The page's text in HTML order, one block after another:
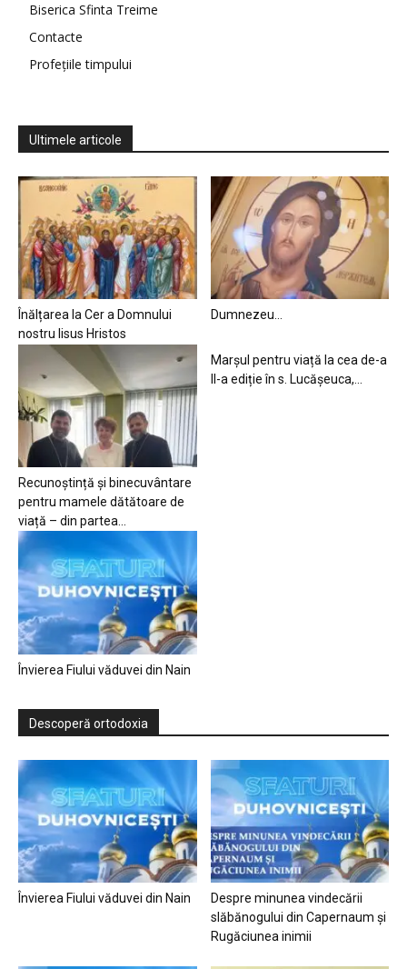
Biserica Sfinta Treime
Contacte
Profețiile timpului
Ultimele articole
Înălțarea la Cer a Domnului
nostru Iisus Hristos
Dumnezeu…
Recunoștință și binecuvântare
pentru mamele dătătoare de
viață – din partea...
Marșul pentru viață la cea de-a
II-a ediție în s. Lucășeuca,...
Învierea Fiului văduvei din Nain
Descoperă ortodoxia
Învierea Fiului văduvei din Nain
Despre minunea vindecării
slăbănogului din Capernaum și
Rugăciunea inimii